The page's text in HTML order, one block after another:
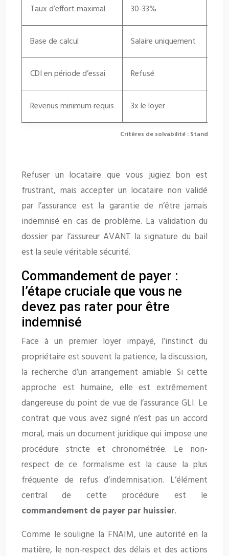
Critères de solvabilité : Standard du
Taux d’effort maximal 30-33%
Base de calcul Salaire uniquement
CDI en période d’essai Refusé
Revenus minimum requis 3x le loyer
Refuser un locataire que vous jugiez bon est
frustrant, mais accepter un locataire non validé
par l’assurance est la garantie de n’être jamais
indemnisé en cas de problème. La validation du
dossier par l’assureur AVANT la signature du bail
est la seule véritable sécurité.
Commandement de payer :
l’étape cruciale que vous ne
devez pas rater pour être
indemnisé
Face à un premier loyer impayé, l’instinct du
propriétaire est souvent la patience, la discussion,
la recherche d’un arrangement amiable. Si cette
approche est humaine, elle est extrêmement
dangereuse du point de vue de l’assurance GLI. Le
contrat que vous avez signé n’est pas un accord
moral, mais un document juridique qui impose une
procédure stricte et chronométrée. Le non-
respect de ce formalisme est la cause la plus
fréquente de refus d’indemnisation. L’élément
central de cette procédure est le
commandement de payer par huissier.
Comme le souligne la FNAIM, une autorité en la
matière, le non-respect des délais et des actions